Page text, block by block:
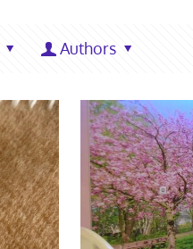
Authors